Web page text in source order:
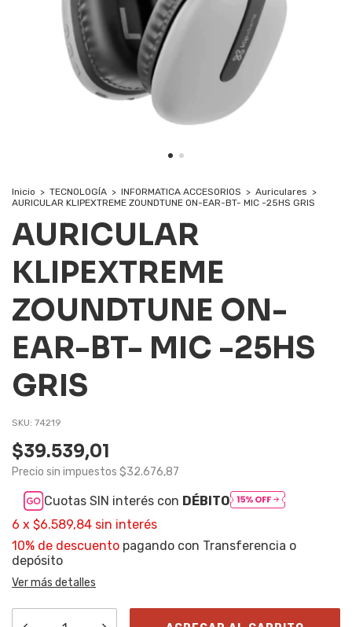
Inicio > TECNOLOGÍA > INFORMATICA ACCESORIOS > Auriculares >
AURICULAR KLIPEXTREME ZOUNDTUNE ON-EAR-BT- MIC -25HS GRIS
AURICULAR
KLIPEXTREME
ZOUNDTUNE ON-
EAR-BT- MIC -25HS
GRIS
SKU: 74219
$39.539,01
Precio sin impuestos $32.676,87
Cuotas SIN interés con DÉBITO
6 x $6.589,84 sin interés
10% de descuento pagando con Transferencia o
depósito
Ver más detalles